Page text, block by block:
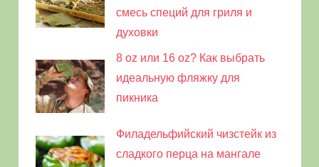
смесь специй для гриля и
духовки
8 oz или 16 oz? Как выбрать
идеальную фляжку для
пикника
Филадельфийский чизстейк из
сладкого перца на мангале